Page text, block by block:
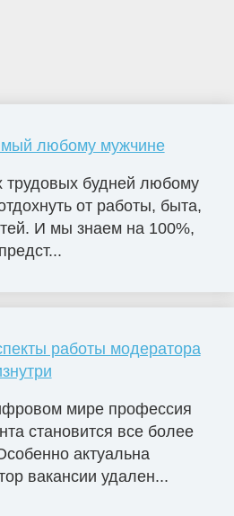
любому мужчине
будней любому
от работы, быта,
И мы знаем на 100%,
работы модератора
мире профессия
становится все более
актуальна
вакансии удален...